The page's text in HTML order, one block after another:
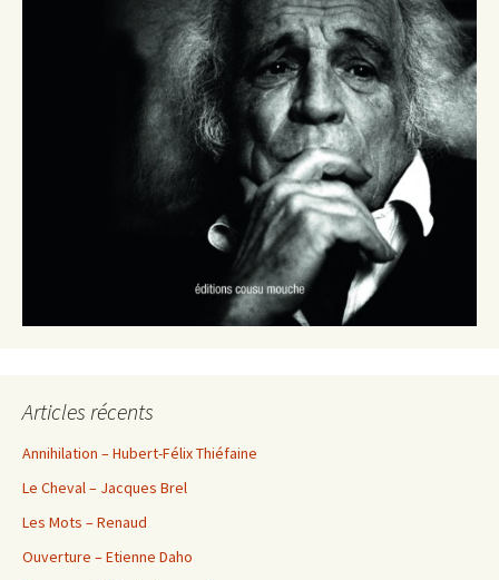
Articles récents
Annihilation – Hubert-Félix Thiéfaine
Le Cheval – Jacques Brel
Les Mots – Renaud
Ouverture – Etienne Daho